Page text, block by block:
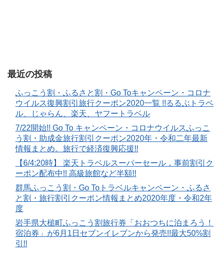
最近の投稿
ふっこう割・ふるさと割・Go Toキャンペーン・コロナ
ウイルス復興割引旅行クーポン2020一覧 !!るるぶトラベ
ル、じゃらん、楽天、ヤフートラベル
7/22開始!! Go To キャンペーン・コロナウイルスふっこ
う割・助成金旅行割引クーポン2020年・令和二年最新
情報まとめ。旅行で経済復興応援!!
【6/4:20時】 楽天トラベルスーパーセール，事前割引ク
ーポン配布中!! 高級旅館など半額!!
群馬ふっこう割・Go Toトラベルキャンペーン・ふるさ
と割・旅行割引クーポン情報まとめ2020年度・令和2年
度
岩手県大槌町ふっこう割旅行券「おおつちに泊まろう！
宿泊券」が6月1日セブンイレブンから発売!!最大50%割
引!!